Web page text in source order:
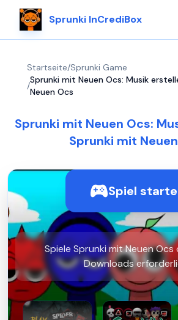
Sprunki InCrediBox
Startseite/Sprunki Game
/
Sprunki mit Neuen Ocs: Musik
Neuen Ocs
Sprunki mit Neuen Ocs:
Sprunki mit
Spiel
Spiele Sprunki mit Neuen Ocs
Downloads